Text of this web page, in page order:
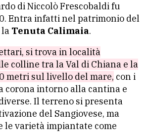
di Niccolò Frescobaldi fu
Entra infatti nel patrimonio del
Tenuta Calimaia.
si trova in località
colline tra la Val di Chiana e la
metri sul livello del mare, con i
corona intorno alla cantina e
Il terreno si presenta
del Sangiovese, ma
le varietà impiantate come